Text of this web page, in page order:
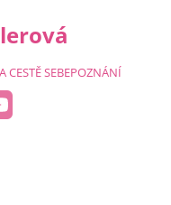
SEBEPOZNÁNÍ